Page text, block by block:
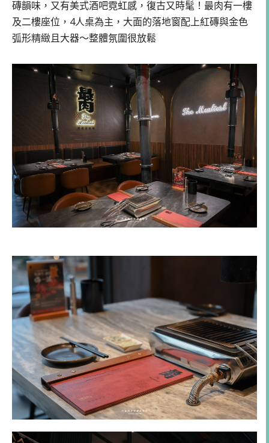
磚韻味，又有美式酒吧霓虹感，復古又時髦！最肉有一樓
及二樓座位，4人桌為主，大面的落地窗配上紅磚與金色
弧形精緻且大器～整體氛圍很放鬆